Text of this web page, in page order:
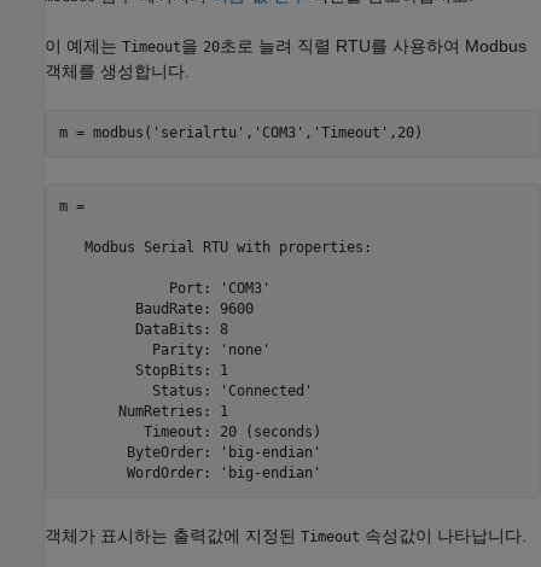
이 예제는 Timeout을 20초로 늘려 직렬 RTU를 사용하여 Modbus
객체를 생성합니다.
m = modbus( 'serialrtu' , 'COM3' , 'Timeout' ,20)
m =
   Modbus Serial RTU with properties:
             Port: 'COM3'
         BaudRate: 9600
         DataBits: 8
           Parity: 'none'
         StopBits: 1
           Status: 'Connected'
       NumRetries: 1
          Timeout: 20 (seconds)
        ByteOrder: 'big-endian'
        WordOrder: 'big-endian'
객체가 표시하는 출력값에 지정된 Timeout 속성값이 나타납니다.